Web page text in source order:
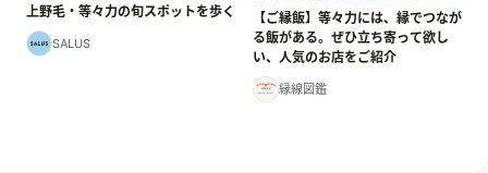
上野毛・等々力の旬スポットを歩く
SALUS
【ご縁飯】等々力には、縁でつなが
る飯がある。ぜひ立ち寄って欲し
い、人気のお店をご紹介
縁線図鑑